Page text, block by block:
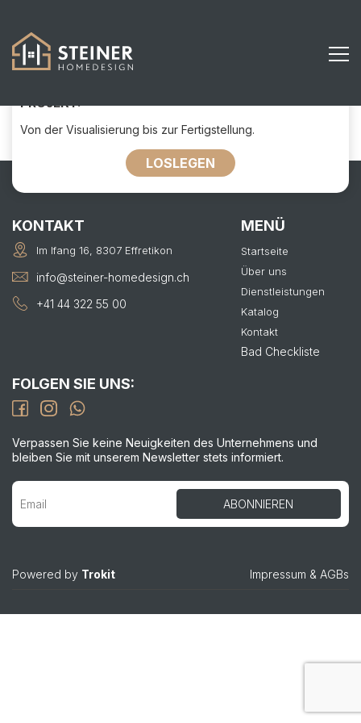
PROJEKT:
Von der Visualisierung bis zur Fertigstellung.
LOSLEGEN
KONTAKT
Im Ifang 16, 8307 Effretikon
info@steiner-homedesign.ch
+41 44 322 55 00
MENÜ
Startseite
Über uns
Dienstleistungen
Katalog
Kontakt
Bad Checkliste
FOLGEN SIE UNS:
Verpassen Sie keine Neuigkeiten des Unternehmens und
bleiben Sie mit unserem Newsletter stets informiert.
Powered by Trokit Impressum & AGBs